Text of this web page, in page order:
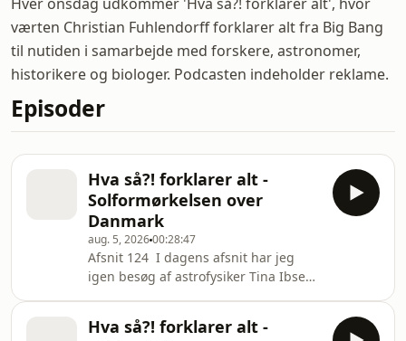
værten Christian Fuhlendorff forklarer alt fra Big Bang
til nutiden i samarbejde med forskere, astronomer,
historikere og biologer. Podcasten indeholder reklame.
Episoder
Hva så?! forklarer alt -
Solformørkelsen over
Danmark
aug. 5, 202600:28:47
Afsnit 124 I dagens afsnit har jeg
igen besøg af astrofysiker Tina Ibsen.
hvor mere end 85 procent af Solen
Hva så?! forklarer alt -